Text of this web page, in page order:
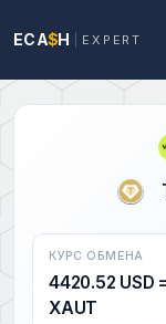
ECA$H EXPERT
КУРС ОБМЕНА
4420.52 USD
XAUT